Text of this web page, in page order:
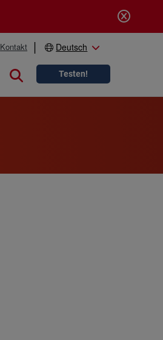
Kontakt Deutsch
Close search
Testen!